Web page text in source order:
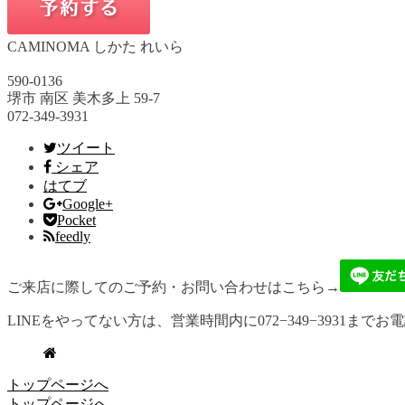
CAMINOMA しかた れいら
590-0136
堺市 南区 美木多上 59-7
072-349-3931
ツイート
シェア
はてブ
Google+
Pocket
feedly
ご来店に際してのご予約・お問い合わせはこちら→
LINEをやってない方は、営業時間内に072−349−3931までお
トップページへ